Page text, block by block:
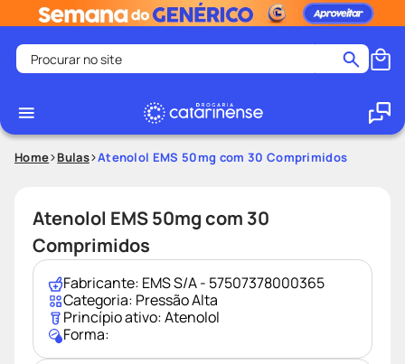
Procurar no site
1
2º
medley
4º
shampoo
5º
tadalafila
6º
ozivy
protetor solar
9º
fralda pampers
Home Bulas Atenolol EMS 50mg com 30 Comprimidos
Atenolol EMS 50mg com 30
Comprimidos
Fabricante: EMS S/A - 57507378000365
Categoria: Pressão Alta
Princípio ativo:Atenolol
Forma: